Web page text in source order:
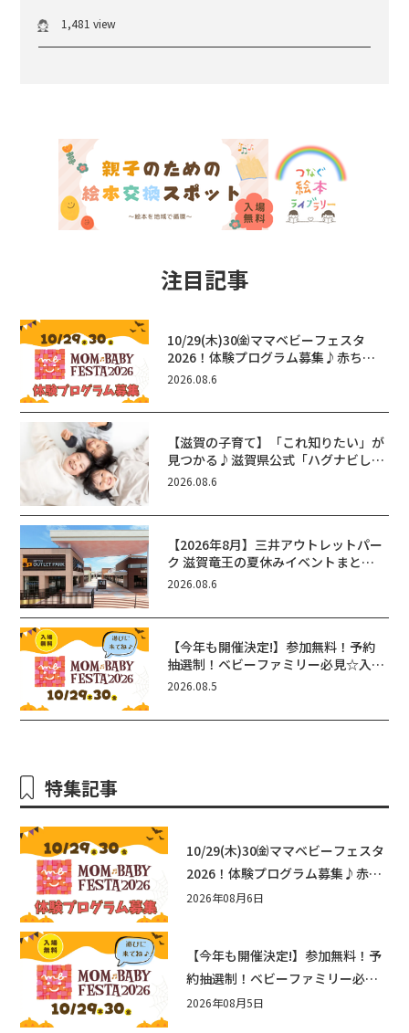
1,481 view
注目記事
10/29(木)30㈮ママベビーフェスタ
2026！体験プログラム募集♪赤ちゃ
ん向けイベントに出演しませんか？
2026.08.6
【滋賀の子育て】「これ知りたい」が
見つかる♪滋賀県公式「ハグナビし
が」使ってる？おでかけ・制度・子育
2026.08.6
【2026年8月】三井アウトレットパー
ク 滋賀竜王の夏休みイベントまと
め！びしょぬれ水あそび・激辛グル
ん！
2026.08.6
【今年も開催決定!】参加無料！予約
抽選制！ベビーファミリー必見☆入場
無料☆10/29(木)30(金)ママベビーフ
エリ守山
2026.08.5
特集記事
10/29(木)30㈮ママベビーフェスタ
2026！体験プログラム募集♪赤ち
ゃん向けイベントに出演しません
2026年08月6日
【今年も開催決定!】参加無料！予
約抽選制！ベビーファミリー必見
☆入場無料☆10/29(木)30(金)ママ
2026年08月5日